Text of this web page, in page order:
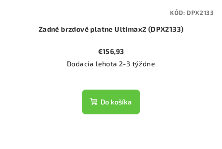
Zadné brzdové platne Ultimax2 (DPX2133)
€156,93
Dodacia lehota 2-3 týždne
Do košíka
KÓD:DPX2133